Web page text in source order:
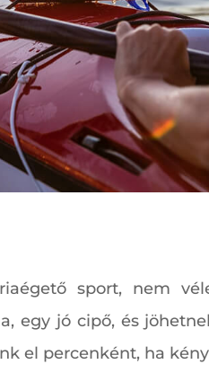
sport, nem
egy jó cipő, és
el percenként, ha